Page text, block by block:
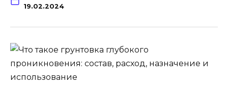
19.02.2024